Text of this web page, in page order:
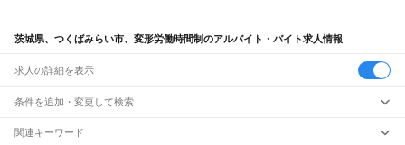
茨城県、つくばみらい市、変形労働時間制のアルバイト・バイト求人情報
求人の詳細を表示
条件を追加・変更して検索
市区町村を追加・変更
関連キーワード